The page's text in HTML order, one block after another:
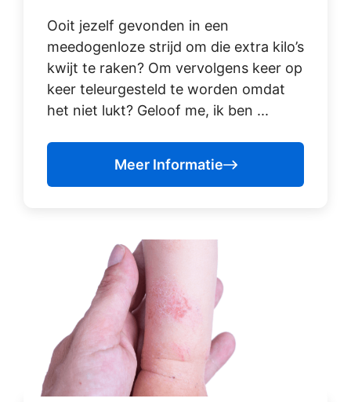
Ooit jezelf gevonden in een
meedogenloze strijd om die extra kilo’s
kwijt te raken? Om vervolgens keer op
keer teleurgesteld te worden omdat
het niet lukt? Geloof me, ik ben ...
Meer Informatie